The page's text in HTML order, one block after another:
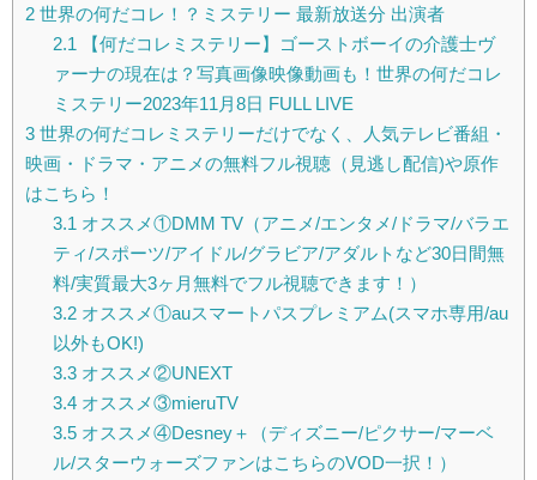
2 世界の何だコレ！？ミステリー 最新放送分 出演者
2.1 【何だコレミステリー】ゴーストボーイの介護士ヴ
ァーナの現在は？写真画像映像動画も！世界の何だコレ
ミステリー2023年11月8日 FULL LIVE
3 世界の何だコレミステリーだけでなく、人気テレビ番組・
映画・ドラマ・アニメの無料フル視聴（見逃し配信)や原作
はこちら！
3.1 オススメ①DMM TV（アニメ/エンタメ/ドラマ/バラエ
ティ/スポーツ/アイドル/グラビア/アダルトなど30日間無
料/実質最大3ヶ月無料でフル視聴できます！）
3.2オススメ①auスマートパスプレミアム(スマホ専用/au
以外もOK!)
3.3オススメ②UNEXT
3.4オススメ③mieruTV
3.5オススメ④Desney＋（ディズニー/ピクサー/マーベ
ル/スターウォーズファンはこちらのVOD一択！）